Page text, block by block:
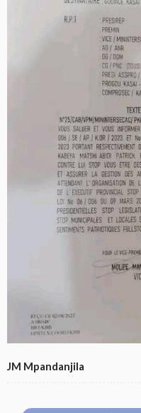
JM Mpandanjila